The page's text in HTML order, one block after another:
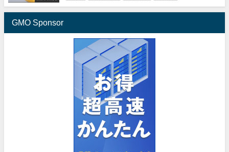
GMO Sponsor